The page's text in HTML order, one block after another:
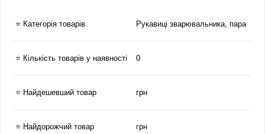
⭐ Категорія товарів Рукавиці зварювальника, пара
⭐ Кількість товарів у наявності 0
⭐ Найдешевший товар грн
⭐ Найдорожчий товар грн